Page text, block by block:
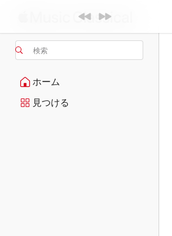
検索
ホーム
見つける